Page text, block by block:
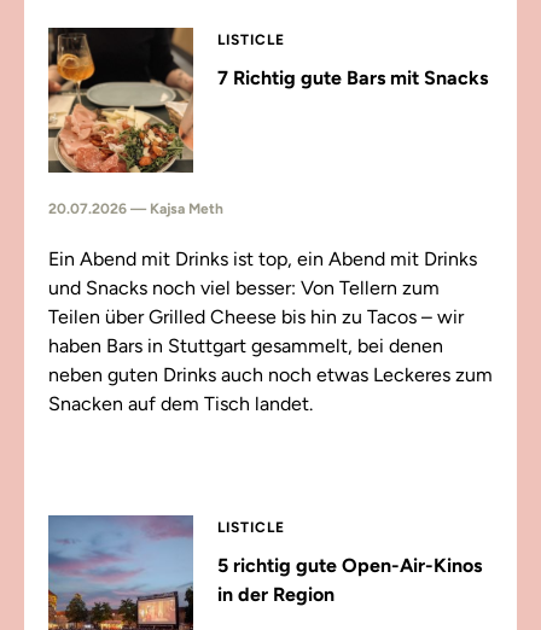
LISTICLE
7 Richtig gute Bars mit Snacks
20.07.2026 — Kajsa Meth
Ein Abend mit Drinks ist top, ein Abend mit Drinks
und Snacks noch viel besser: Von Tellern zum
Teilen über Grilled Cheese bis hin zu Tacos – wir
haben Bars in Stuttgart gesammelt, bei denen
neben guten Drinks auch noch etwas Leckeres zum
Snacken auf dem Tisch landet.
LISTICLE
5 richtig gute Open-Air-Kinos
in der Region